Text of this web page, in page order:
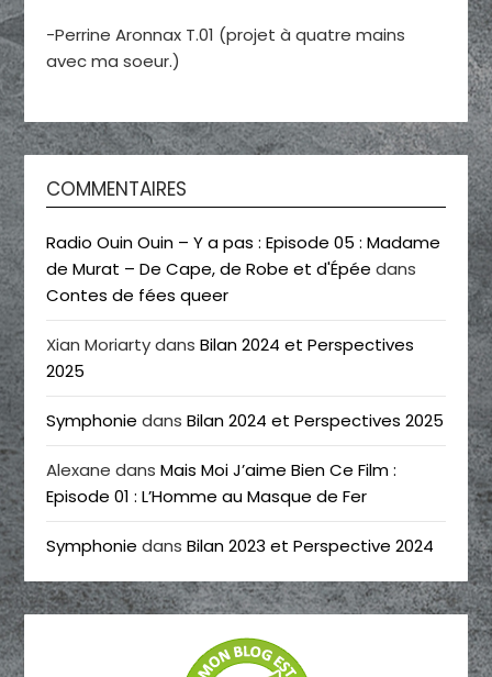
-Perrine Aronnax T.01 (projet à quatre mains
avec ma soeur.)
COMMENTAIRES
Radio Ouin Ouin – Y a pas : Episode 05 : Madame
de Murat – De Cape, de Robe et d'Épée dans
Contes de fées queer
Xian MoriartydansBilan 2024 et Perspectives
2025
Symphonie dansBilan 2024 et Perspectives 2025
Alexane dansMais Moi J’aime Bien Ce Film :
Episode 01 : L’Homme au Masque de Fer
Symphonie dansBilan 2023 et Perspective 2024